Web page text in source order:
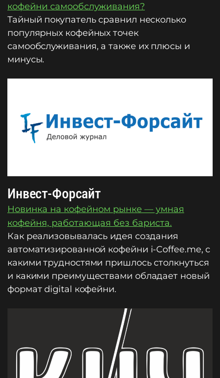
кофейни самообслуживания?
Тайный покупатель сравнил несколько
популярных кофейных точек
самообслуживания, а также их плюсы и
минусы.
Инвест-Форсайт
Новинка на кофейном рынке — умная
кофейня, работающая без бариста.
Как реализовывалась идея создания
автоматизированной кофейни i-Coffee.me, с
какими трудностями пришлось столкнуться
и какими преимуществами обладает новый
формат digital кофейни.